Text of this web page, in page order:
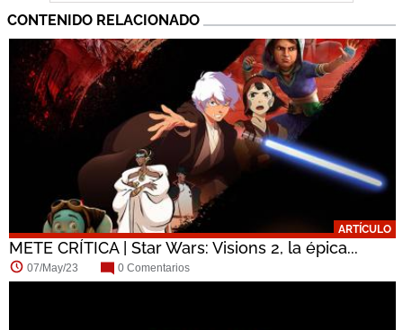
CONTENIDO RELACIONADO
ARTÍCULO
METE CRÍTICA | Star Wars: Visions 2, la épica...
07/May/23 0 Comentarios